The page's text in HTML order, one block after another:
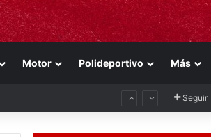
Motor Polideportivo Más
Seguir